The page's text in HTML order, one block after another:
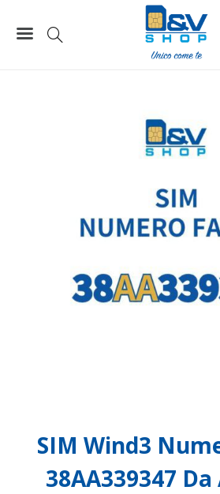
SIM Wind3 Numero Facile
SIM Wind3
38AA339347